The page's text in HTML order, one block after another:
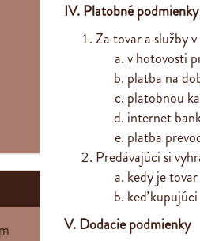
IV. Platobné podmienky
Za tovar a služby
v hotovosti
platba na
platobnou
internet
platba
Predávajúci si
kedy je
keď
V. Dodacie podmienky